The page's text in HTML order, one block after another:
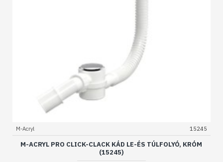
M-Acryl 15245
M-ACRYL PRO CLICK-CLACK KÁD LE-ÉS TÚLFOLYÓ, KRÓM
(15245)